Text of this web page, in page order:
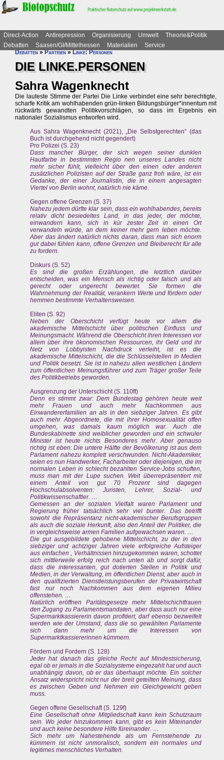
Direct-Action Antirepression Organisierung Umwelt
Theorie&Politik
Debatten
Saasen/GI/Mittelhessen Materialien
Service
Debatten»Parteien»Linke: Personen
DIE LINKE.PERSONEN
Sahra Wagenknecht
Die lauteste Stimme der Partei Die Linke verbindet eine sehr berechtigte,
scharfe Kritik am wohlhabenden grün-linken Bildungsbürger*innentum mit
rückwärts gewandten Politikvorschlägen, so dass im Ergebnis ein
nationaler Sozialismus entworfen wird.
Aus Sahra Wagenknecht (2021), „Die Selbstgerechten“ (das
Buch ist durchgehend nicht gegendert)
Pro Polizei (S. 23)
Dass mancher Bürger, der sich wegen seiner dunklen
Hautfarbe in bestimmten Regio nen unseres Landes nicht
mehr sicher fühlt, vielleicht über den einen oder anderen
zusätzlichen Polizisten auf der Straße ganz froh wäre, ist ein
Gedanke, der einer Journalistin, die in einem angesagten
Viertel von Berlin wohnt, natürlich nie käme.
Gegen offene Grenzen (S. 37)
Nahezu jedem dürfte klar sein, dass ein wohlhabendes, bereits
relativ dicht besiedeltes Land, in das jeder, der möchte,
einwandern kann, sich in kür zester Zeit in einen Ort
verwandeln würde, an dem keiner mehr gern leben möchte.
Aber das ändert natürlich nichts daran, dass man sich enorm
gut dabei fühlen kann, offene Grenzen und Bleiberecht für alle
zu fordern.
Diskurs (S. 52)
Es sind die großen Erzählungen, die letztlich darüber
entscheiden, was ein Mensch als richtig oder falsch und als
gerecht oder ungerecht bewertet. Sie formen die
Wahrnehmung der Realität, verankern Werte und fördern oder
hemmen bestimmte Verhaltensweisen.
Eliten (S. 92)
Neben der Oberschicht verfügt heute vor allem die
akademische Mittelschicht über politischen Einfluss und
Meinungsmacht. Während die Oberschicht ihren Interessen vor
allem über ihre ökonomischen Ressourcen, ihr Geld und ihr
Netz von Lobbyisten Nachdruck verleiht, ist es die
akademische Mittelschicht, die die Schlüsselstellen in Medien
und Politik besetzt. Sie ist in nahezu allen westlichen Ländern
zum öffentlichen Meinungsführer und zum Träger großer Teile
des Politikbetriebs geworden.
Ausgrenzung der Unterschicht (S. 110ff)
Denn es stimmt zwar: Dem Bundestag gehören heute weit
mehr Frauen und auch mehr Nachkommen aus
Einwandererfamilien an als in den siebziger Jahren. Es gibt
auch mehr Abgeordnete, die mit ihrer Homosexualität offen
umgehen, was damals kaum möglich war. Auch die
Bundeskabinette sind weiblicher geworden und ein schwuler
Minister ist heute nichts Besonderes mehr. Aber genauso
richtig ist eben: Die untere Hälfte der Bevölkerung ist aus dem
Parlament nahezu komplett verschwunden. Nicht-Akademiker,
seien es nun Handwerker, Facharbeiter oder diejenigen, die im
normalen Leben in schlecht bezahlten Service-Jobs schuften,
muss man mit der Lupe suchen. Weit überrepräsentiert mit
einem Anteil von gut 70 Prozent sind dagegen
Hochschulabsolventen: Juristen, Lehrer, Sozial- und
Politikwissenschaftler. …
Gemessen an der sozialen Vielfalt waren Parlament und
Regierung früher tatsächlich sehr viel bunter. Das betrifft
sowohl die Repräsentanz nicht-akademischer Berufsgruppen
als auch die soziale Herkunft, also den Anteil der Politiker, die
in vergleichsweise armen Familien aufgewachsen waren. …
Die gut ausgebildete gehobene Mittelschicht, zu der in den
siebziger und achtziger Jahren viele erfolgreiche Aufsteiger
aus einfachen , Verhältnissen hinzugekommen waren, schottet
sich mittlerweile erfolg reich nach unten ab und sorgt dafür,
dass die interessanten, gut dotierten Stellen in Politik und
Medien, in der Verwaltung, im öffentlichen Dienst, aber auch in
den qualifizierten Dienstleistungsberufen der Privatwirtschaft
fast nur noch Nachkommen aus dem eigenen Milieu
offenstehen. …
Natürlich eröffnen Paritätsgesetze mehr Mittelschichtfrauen
den Zugang zu Parlamentsmandaten, aber dass auch nur eine
Supermarktkassiererin davon profitiert, darf ebenso bezweifelt
werden wie der Umstand, dass die so gewählten Parlamente
sich dann mehr um die Interessen von
Supermarktkassiererinnen kümmern.
Fördern und Fordern (S. 128)
Jeder hat danach das gleiche Recht auf Mindestsicherung,
egal ob er jemals in die Sozialsysteme eingezahlt hat und auch
unabhängig davon, ob er das überhaupt möchte. Ein solcher
Ansatz widerspricht nicht nur der breit geteilten Meinung, dass
es zwischen Geben und Nehmen ein Gleichgewicht geben
muss.
Gegen offene Gesellschaft (S. 129f)
Eine Gesellschaft ohne Mitgliedschaft kann kein Schutzraum
sein. Wo jeder hinzukommen kann, gibt es kein Miteinander
und auch keine besondere Hilfe füreinander. …
Sich mehr um Nahestehende als um Fernstehende zu
kümmern ist nicht unmoralisch, sondern ein normales und
legitimes menschliches Verhalten.